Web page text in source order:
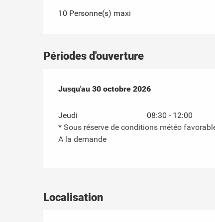
10 Personne(s) maxi
Périodes d'ouverture
Du1 avril 2026au30 octobre 2026
Jusqu'au 30 octobre 2026
Jeudi
08:30 - 12:00
* Sous réserve de conditions météo
A la demande
Localisation